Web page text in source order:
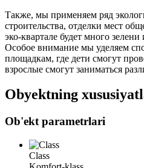
Также, мы применяем ряд
строительства, отделки мест
эко-квартале будет много
Особое внимание мы уделяем
площадкам, где дети смогут
взрослые смогут заниматься
Obyektning
Ob'ekt parametrlari
Class